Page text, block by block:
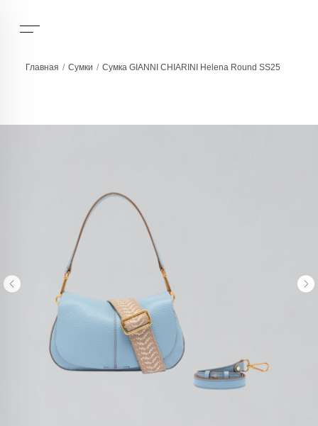
Главная / Сумки / Сумка GIANNI CHIARINI Helena Round SS25